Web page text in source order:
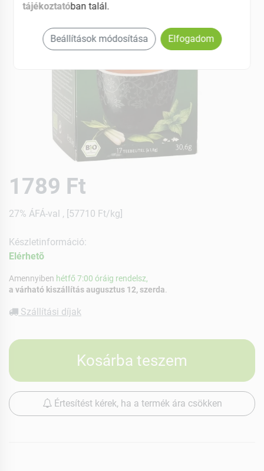
1789 Ft
27% ÁFÁ-val , [57710 Ft/kg]
Készletinformáció:
Elérhetõ
Amennyiben hétfő 7:00 óráig rendelsz,
a várható kiszállítás augusztus 12, szerda
Szállítási díjak
Kosárba teszem
Értesítést kérek, ha a termék ára csökken
tájékoztatóban talál.
Beállítások módosítása Elfogadom